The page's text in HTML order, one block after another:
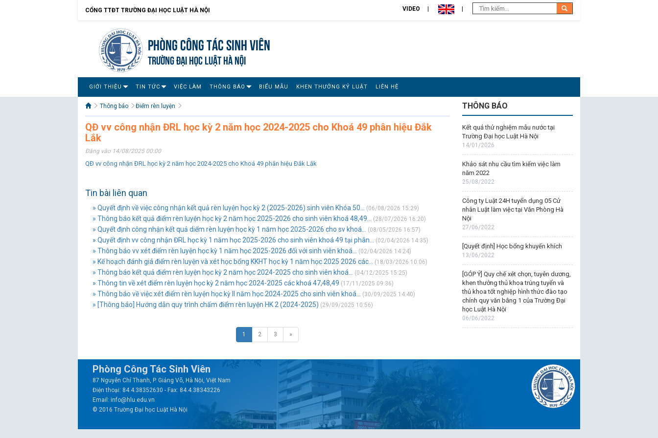
CỔNG TTĐT TRƯỜNG ĐẠI HỌC LUẬT HÀ NỘI VIDEO
Phòng Công tác sinh viên
TRƯỜNG ĐẠI HỌC LUẬT HÀ NỘI
GIỚI THIỆU TIN TỨC VIỆC LÀM THÔNG BÁO BIỂU MẪU KHEN THƯỞNG KỶ LUẬT LIÊN HỆ
Thông báo Điểm rèn luyện
QĐ vv công nhận ĐRL học kỳ 2 năm học 2024-2025 cho Khoá 49 phân hiệu Đắk
Lắk
Đăng vào 14/08/2025 00:00
QĐ vv công nhận ĐRL học kỳ 2 năm học 2024-2025 cho Khoá 49 phân hiệu Đắk Lắk
Tin bài liên quan
» Quyết định về việc công nhận kết quả rèn luyện học kỳ 2 (2025-2026) sinh viên Khóa 50... (06/08/2026 15:29)
» Thông báo kết quả điểm rèn luyện học kỳ 2 năm học 2025-2026 cho sinh viên khoá 48,49... (28/07/2026 16:20)
» Quyết định công nhận kết quả diểm rèn luyện học kỳ 1 năm học 2025-2026 cho sv khoá... (08/05/2026 16:57)
» Quyết định vv công nhận ĐRL học kỳ 1 năm học 2025-2026 cho sinh viên khoá 49 tại phân... (02/04/2026 14:35)
» Thông báo vv xét điểm rèn luyện học kỳ 1 năm học 2025-2026 đối với sinh viên khoá... (02/04/2026 14:24)
» Kế hoạch đánh giá điểm rèn luyện và xét học bổng KKHT học kỳ 1 năm học 2025 2026 các... (18/03/2026 10:06)
» Thông báo kết quả điểm rèn luyện học kỳ 2 năm học 2024-2025 cho sinh viên khoá... (04/12/2025 15:25)
» Thông tin về xét điểm rèn luyện học kỳ 2 năm học 2024-2025 các khoá 47,48,49 (17/11/2025 09:36)
» Thông báo về việc xét điểm rèn luyện học kỳ II năm học 2024-2025 cho sinh viên khoá... (30/09/2025 14:40)
» [Thông báo] Hướng dẫn quy trình chấm điểm rèn luyện HK 2 (2024-2025) (29/09/2025 10:56)
1 2 3 »
THÔNG BÁO
Kết quả thử nghiệm mẫu nước tại
Trường Đại học Luật Hà Nội
14/01/2026
Khảo sát nhu cầu tìm kiếm việc làm
năm 2022
25/08/2022
Công ty Luật 24H tuyển dụng 05 Cử
nhân Luật làm việc tại Văn Phòng Hà
Nội
27/06/2022
[Quyết định] Học bổng khuyến khích
13/06/2022
[GÓP Ý] Quy chế xét chọn, tuyên dương,
khen thưởng thủ khoa trúng tuyển và
thủ khoa tốt nghiệp hình thức đào tạo
chính quy văn bằng 1 của Trường Đại
học Luật Hà Nội
06/06/2022
Phòng Công Tác Sinh Viên
87 Nguyễn Chí Thanh, P. Giảng Võ, Hà Nội, Việt Nam
Điện thoại: 84.4.38352630 - Fax: 84.4.38343226
Email: info@hlu.edu.vn
© 2016 Trường Đại học Luật Hà Nội